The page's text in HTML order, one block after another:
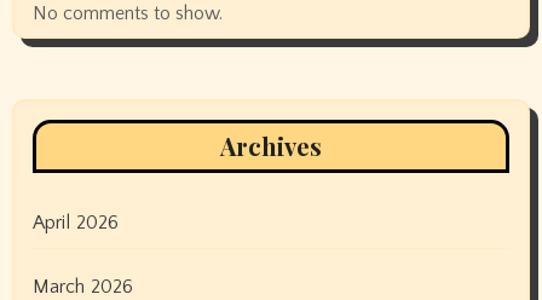
No comments to show.
Archives
April 2026
March 2026